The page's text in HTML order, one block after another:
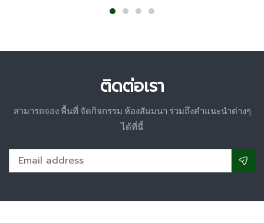
ติดต่อเรา
สามารถจอง พื้นที่ จัดกิจกรรม ห้องสัมมนา ร่วมถึงคำแนะนำต่างๆ
ได้ที่นี้